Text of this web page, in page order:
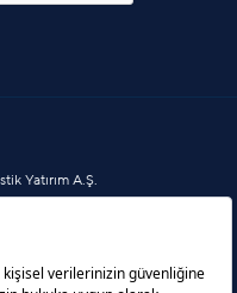
Yatırım A.Ş.